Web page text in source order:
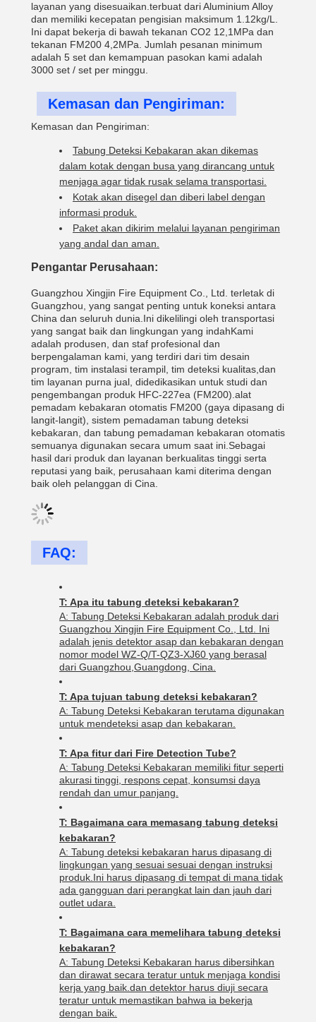
layanan yang disesuaikan.terbuat dari Aluminium Alloy
dan memiliki kecepatan pengisian maksimum 1.12kg/L.
Ini dapat bekerja di bawah tekanan CO2 12,1MPa dan
tekanan FM200 4,2MPa. Jumlah pesanan minimum
adalah 5 set dan kemampuan pasokan kami adalah
3000 set / set per minggu.
Kemasan dan Pengiriman:
Kemasan dan Pengiriman:
Tabung Deteksi Kebakaran akan dikemas
dalam kotak dengan busa yang dirancang untuk
menjaga agar tidak rusak selama transportasi.
Kotak akan disegel dan diberi label dengan
informasi produk.
Paket akan dikirim melalui layanan pengiriman
yang andal dan aman.
Pengantar Perusahaan:
Guangzhou Xingjin Fire Equipment Co., Ltd. terletak di
Guangzhou, yang sangat penting untuk koneksi antara
China dan seluruh dunia.Ini dikelilingi oleh transportasi
yang sangat baik dan lingkungan yang indahKami
adalah produsen, dan staf profesional dan
berpengalaman kami, yang terdiri dari tim desain
program, tim instalasi terampil, tim deteksi kualitas,dan
tim layanan purna jual, didedikasikan untuk studi dan
pengembangan produk HFC-227ea (FM200).alat
pemadam kebakaran otomatis FM200 (gaya dipasang di
langit-langit), sistem pemadaman tabung deteksi
kebakaran, dan tabung pemadaman kebakaran otomatis
semuanya digunakan secara umum saat ini.Sebagai
hasil dari produk dan layanan berkualitas tinggi serta
reputasi yang baik, perusahaan kami diterima dengan
baik oleh pelanggan di Cina.
FAQ:
T: Apa itu tabung deteksi kebakaran?
A: Tabung Deteksi Kebakaran adalah produk dari
Guangzhou Xingjin Fire Equipment Co., Ltd. Ini
adalah jenis detektor asap dan kebakaran dengan
nomor model WZ-Q/T-QZ3-XJ60 yang berasal
dari Guangzhou,Guangdong, Cina.
T: Apa tujuan tabung deteksi kebakaran?
A: Tabung Deteksi Kebakaran terutama digunakan
untuk mendeteksi asap dan kebakaran.
T: Apa fitur dari Fire Detection Tube?
A: Tabung Deteksi Kebakaran memiliki fitur seperti
akurasi tinggi, respons cepat, konsumsi daya
rendah dan umur panjang.
T: Bagaimana cara memasang tabung deteksi
kebakaran?
A: Tabung deteksi kebakaran harus dipasang di
lingkungan yang sesuai sesuai dengan instruksi
produk.Ini harus dipasang di tempat di mana tidak
ada gangguan dari perangkat lain dan jauh dari
outlet udara.
T: Bagaimana cara memelihara tabung deteksi
kebakaran?
A: Tabung Deteksi Kebakaran harus dibersihkan
dan dirawat secara teratur untuk menjaga kondisi
kerja yang baik.dan detektor harus diuji secara
teratur untuk memastikan bahwa ia bekerja
dengan baik.